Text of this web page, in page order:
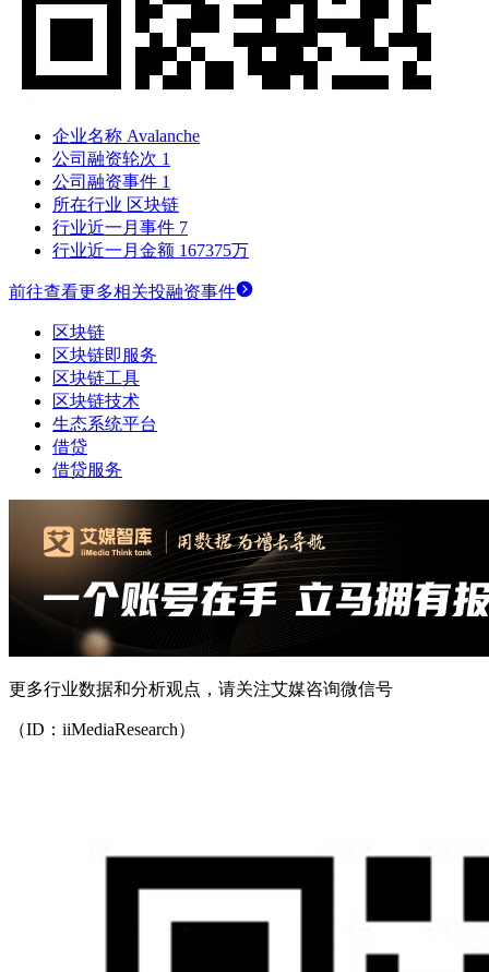
企业名称 Avalanche
公司融资轮次 1
公司融资事件 1
所在行业 区块链
行业近一月事件 7
行业近一月金额 167375万
前往查看更多相关投融资事件
区块链
区块链即服务
区块链工具
区块链技术
生态系统平台
借贷
借贷服务
更多行业数据和分析观点，请关注艾媒咨询微信号
（ID：iiMediaResearch）